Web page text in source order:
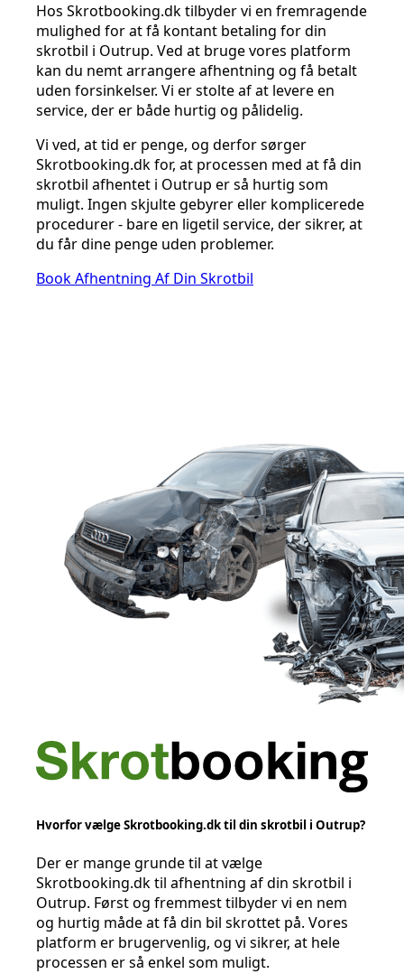
Hos Skrotbooking.dk tilbyder vi en fremragende
mulighed for at få kontant betaling for din
skrotbil i Outrup. Ved at bruge vores platform
kan du nemt arrangere afhentning og få betalt
uden forsinkelser. Vi er stolte af at levere en
service, der er både hurtig og pålidelig.
Vi ved, at tid er penge, og derfor sørger
Skrotbooking.dk for, at processen med at få din
skrotbil afhentet i Outrup er så hurtig som
muligt. Ingen skjulte gebyrer eller komplicerede
procedurer - bare en ligetil service, der sikrer, at
du får dine penge uden problemer.
Book Afhentning Af Din Skrotbil
Hvorfor vælge Skrotbooking.dk til din skrotbil i Outrup?
Der er mange grunde til at vælge
Skrotbooking.dk til afhentning af din skrotbil i
Outrup. Først og fremmest tilbyder vi en nem
og hurtig måde at få din bil skrottet på. Vores
platform er brugervenlig, og vi sikrer, at hele
processen er så enkel som muligt.